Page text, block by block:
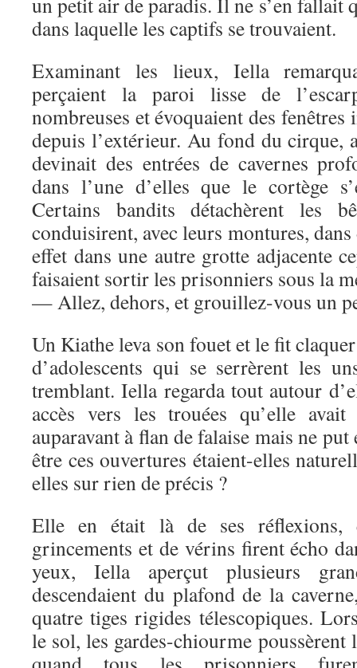
dans laquelle les captifs se trouvaient.
Examinant les lieux, Iella
perçaient la paroi lisse de
nombreuses et évoquaient des fenêtres
depuis l’extérieur. Au fond du cirque,
devinait des entrées de cavernes
dans l’une d’elles que le cortège
Certains bandits détachèrent les
conduisirent, avec leurs montures,
effet dans une autre grotte adjacente
faisaient sortir les prisonniers sous la
— Allez, dehors, et grouillez-vous un
Un Kiathe leva son fouet et le fit
d’adolescents qui se serrèrent les
tremblant. Iella regarda tout autour
accès vers les trouées qu’elle
auparavant à flan de falaise mais ne
être ces ouvertures étaient-elles
elles sur rien de précis ?
Elle en était là de ses réflexions,
grincements et de vérins firent écho
yeux, Iella aperçut plusieurs
descendaient du plafond de la
quatre tiges rigides télescopiques.
le sol, les gardes-chiourme poussèrent